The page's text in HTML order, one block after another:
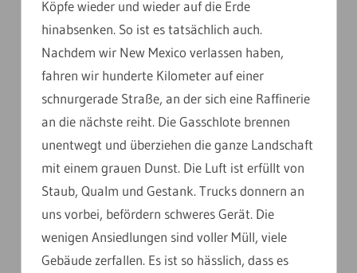
Köpfe wieder und wieder auf die Erde
hinabsenken. So ist es tatsächlich auch.
Nachdem wir New Mexico verlassen haben,
fahren wir hunderte Kilometer auf einer
schnurgerade Straße, an der sich eine Raffinerie
an die nächste reiht. Die Gasschlote brennen
unentwegt und überziehen die ganze Landschaft
mit einem grauen Dunst. Die Luft ist erfüllt von
Staub, Qualm und Gestank. Trucks donnern an
uns vorbei, befördern schweres Gerät. Die
wenigen Ansiedlungen sind voller Müll, viele
Gebäude zerfallen. Es ist so hässlich, dass es